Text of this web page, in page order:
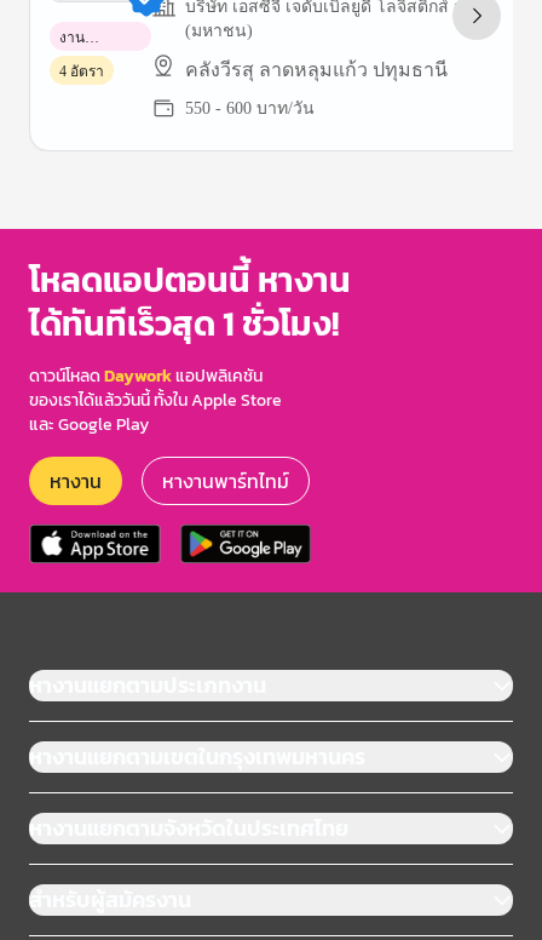
บริษัท เอสซีจี เจดับเบิ้ลยูดี โลจิสติกส์ จำกัด
(มหาชน)
คลังวีรสุ ลาดหลุมแก้ว ปทุมธานี
550 - 600 บาท/วัน
งาน
พาร์ทไทม์
4 อัตรา
of
โหลดแอปตอนนี้ หางาน
ได้ทันทีเร็วสุด 1 ชั่วโมง!
ดาวน์โหลดDayworkแอปพลิเคชัน
ของเราได้แล้ววันนี้ ทั้งใน Apple Store
และ Google Play
หางาน หางานพาร์ทไทม์
หางานแยกตามประเภทงาน
หางานแยกตามเขตในกรุงเทพมหานคร
หางานแยกตามจังหวัดในประเทศไทย
สำหรับผู้สมัครงาน